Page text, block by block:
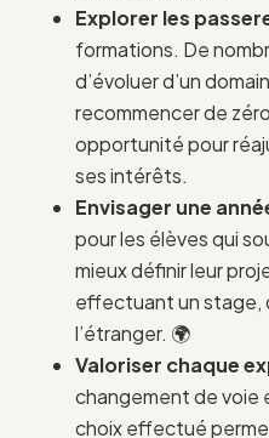
Explorer les
formations. De
d’évoluer d’un
recommencer de
opportunité pour
ses intérêts.
Envisager une
pour les élèves qui
mieux définir leur
effectuant un stage,
l’étranger. 🌍
Valoriser chaque
changement de voie
choix effectué